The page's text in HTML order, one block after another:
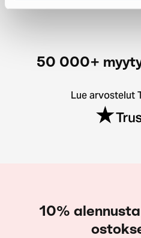
50 000+
Lue arvostelut
10%